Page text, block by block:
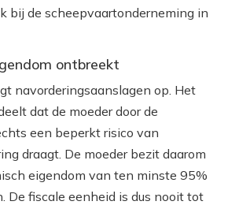
bij de scheepvaartonderneming in
ontbreekt
navorderingsaanslagen op. Het
dat de moeder door de
een beperkt risico van
draagt. De moeder bezit daarom
eigendom van ten minste 95%
De fiscale eenheid is dus nooit tot